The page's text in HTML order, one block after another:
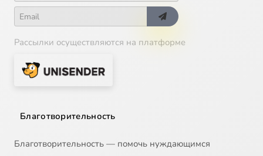
Рассылки осуществляются на платформе
Благотворительность
Благотворительность — помочь нуждающимся